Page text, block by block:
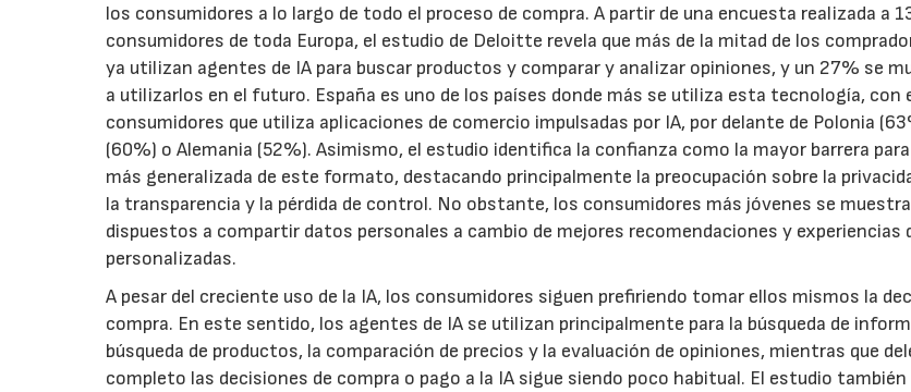
los consumidores a lo largo de todo el proceso de compra. A partir de una encuesta realizada a
consumidores de toda Europa, el estudio de Deloitte revela que más de la mitad de los
ya utilizan agentes de IA para buscar productos y comparar y analizar opiniones, y un 27% se
a utilizarlos en el futuro. España es uno de los países donde más se utiliza esta tecnología, con
consumidores que utiliza aplicaciones de comercio impulsadas por IA, por delante de Polonia
(60%) o Alemania (52%). Asimismo, el estudio identifica la confianza como la mayor barrera
más generalizada de este formato, destacando principalmente la preocupación sobre la
la transparencia y la pérdida de control. No obstante, los consumidores más jóvenes se
dispuestos a compartir datos personales a cambio de mejores recomendaciones y experiencias
personalizadas.
A pesar del creciente uso de la IA, los consumidores siguen prefiriendo tomar ellos mismos la
compra. En este sentido, los agentes de IA se utilizan principalmente para la búsqueda de
búsqueda de productos, la comparación de precios y la evaluación de opiniones, mientras que
completo las decisiones de compra o pago a la IA sigue siendo poco habitual. El estudio